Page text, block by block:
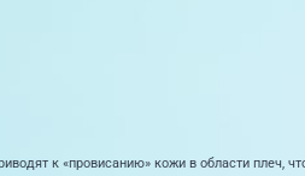
к «провисанию» кожи в области плеч,